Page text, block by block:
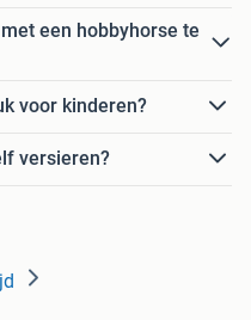
een hobbyhorse te
voor kinderen?
versieren?